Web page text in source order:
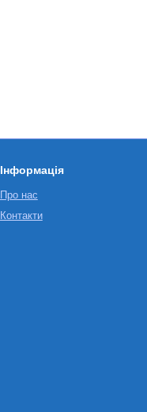
Інформація
Про нас
Контакти